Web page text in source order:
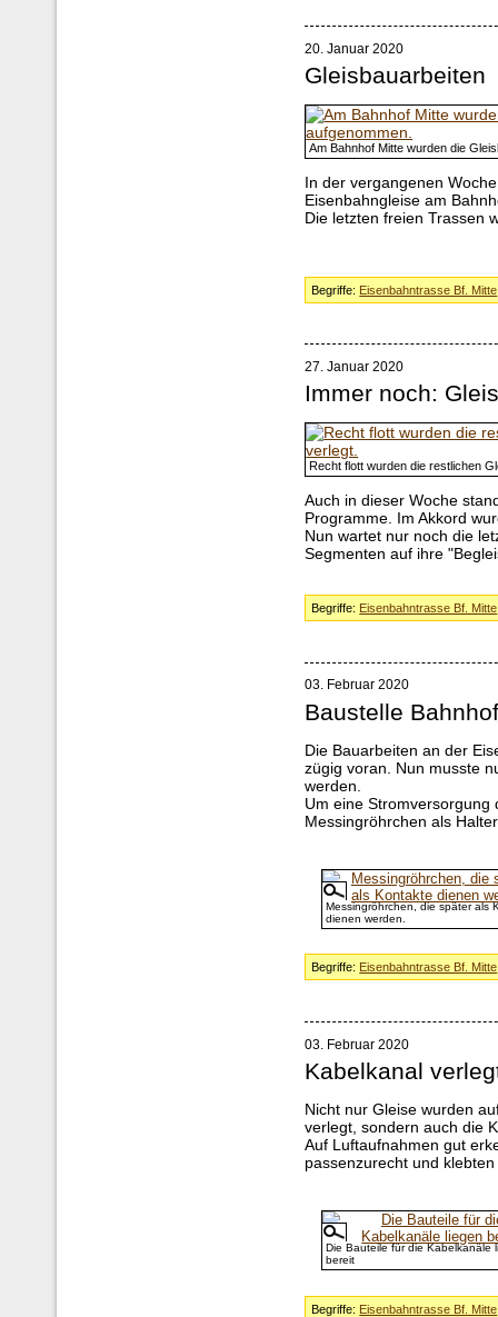
20. Januar 2020
Gleisbauarbeiten
Am Bahnhof Mitte wurden die
In der vergangenen
Eisenbahngleise am
Die letzten freien Trassen
Begriffe: Eisenbahntrasse Bf. Mitte
27. Januar 2020
Immer noch:
Recht flott wurden die restlichen
Auch in dieser Woche
Programme. Im Akkord
Nun wartet nur noch die
Segmenten auf ihre
Begriffe: Eisenbahntrasse Bf. Mitte
03. Februar 2020
Baustelle
Die Bauarbeiten an der
zügig voran. Nun musste
werden.
Um eine Stromversorgung
Messingröhrchen als
Messingröhrchen, die später als
dienen werden.
Begriffe: Eisenbahntrasse Bf. Mitte
03. Februar 2020
Kabelkanal
Nicht nur Gleise wurden
verlegt, sondern auch die
Auf Luftaufnahmen gut
passenzurecht und
Die Bauteile für die Kabelkanäle
bereit
Begriffe: Eisenbahntrasse Bf. Mitte